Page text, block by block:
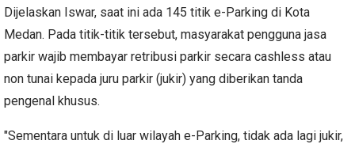
Dijelaskan Iswar, saat ini ada 145 titik e-Parking di Kota
Medan. Pada titik-titik tersebut, masyarakat pengguna jasa
parkir wajib membayar retribusi parkir secara cashless atau
non tunai kepada juru parkir (jukir) yang diberikan tanda
pengenal khusus.
"Sementara untuk di luar wilayah e-Parking, tidak ada lagi jukir,